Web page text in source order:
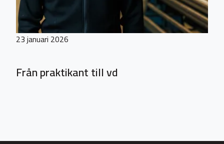
23 januari 2026
Från praktikant till vd